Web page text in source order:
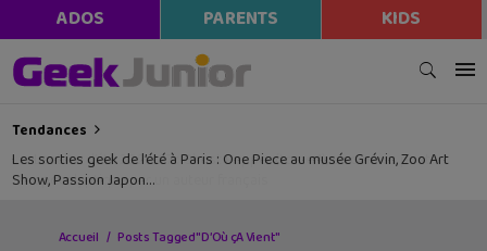
ADOS PARENTS KIDS
Tendances
Les sorties geek de l’été à Paris : One Piece au musée Grévin, Zoo Art
Show, Passion Japon…
Accueil Posts Tagged "D’Où çA Vient"